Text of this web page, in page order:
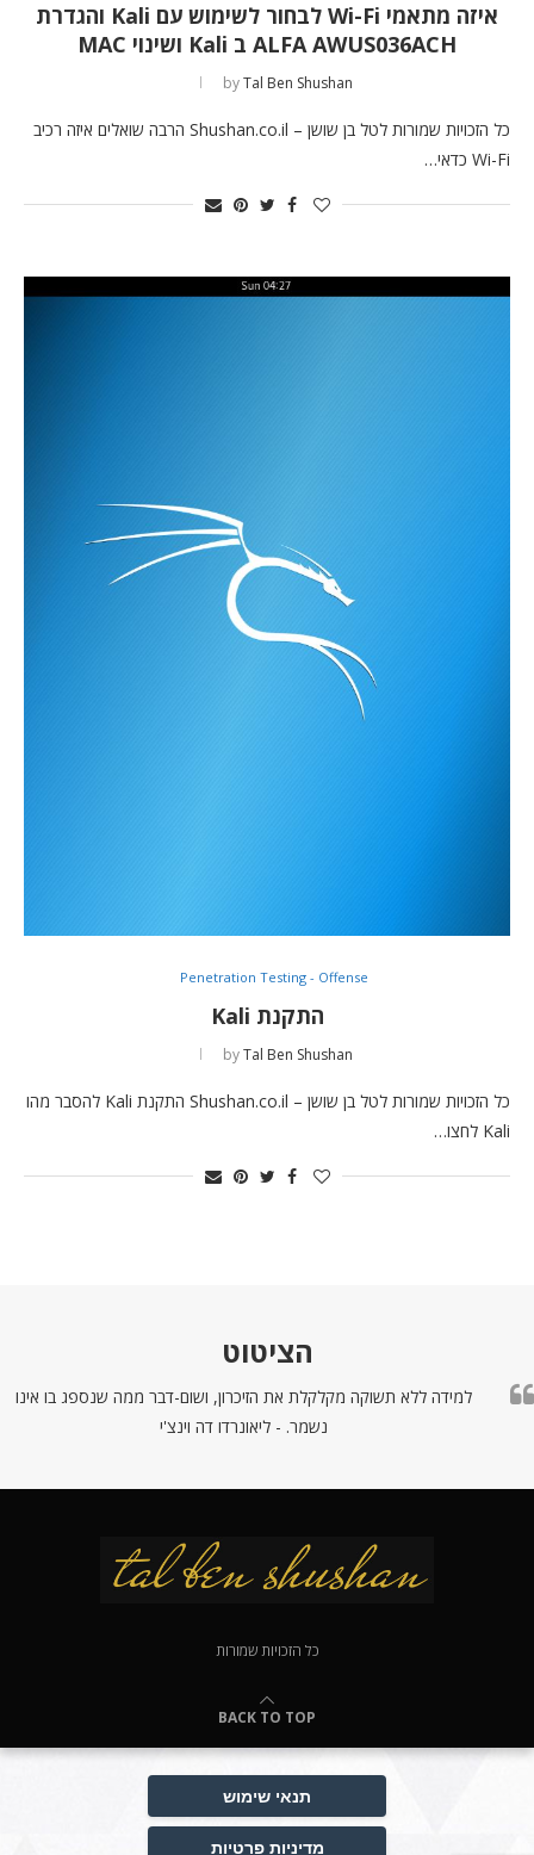
איזה מתאמי Wi-Fi לבחור לשימוש עם Kali והגדרת
ALFA AWUS036ACH ב Kali ושינוי MAC
byTal Ben Shushan
כל הזכויות שמורות לטל בן שושן – Shushan.co.il הרבה שואלים איזה רכיב
Wi-Fi כדאי…
Penetration Testing - Offense
התקנת Kali
byTal Ben Shushan
כל הזכויות שמורות לטל בן שושן – Shushan.co.il התקנת Kali להסבר מהו
Kali לחצו…
הציטוט
למידה ללא תשוקה מקלקלת את הזיכרון, ושום-דבר ממה שנספג בו אינו
נשמר. - ליאונרדו דה וינצ'י
כל הזכויות שמורות
BACK TO TOP
תנאי שימוש
מדיניות פרטיות